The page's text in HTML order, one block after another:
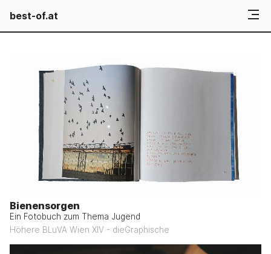
best-of.at
Bienensorgen
Ein Fotobuch zum Thema Jugend
Höhere BLuVA Wien XIV - dieGraphische